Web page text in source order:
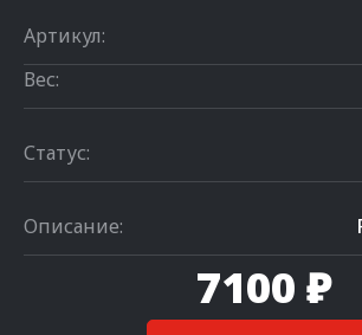
Артикул:
Вес:
Статус:
Описание:
7100 ₽